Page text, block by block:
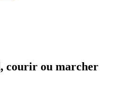
courir ou marcher